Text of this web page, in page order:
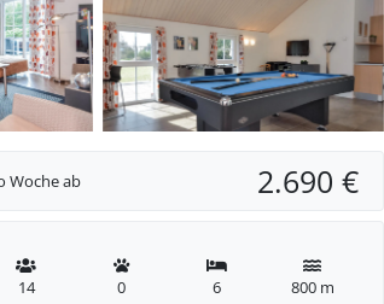
Woche ab 2.690 €
14 0 6
800 m